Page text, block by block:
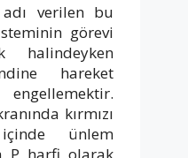
verilen bu
görevi
halindeyken
hareket
kırmızı
ünlem
P harfi olarak